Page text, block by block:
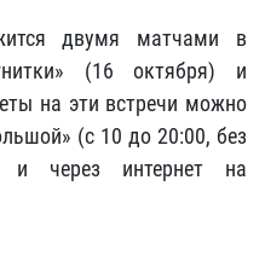
двумя матчами в
(16 октября) и
на эти встречи можно
(с 10 до 20:00, без
и через интернет на